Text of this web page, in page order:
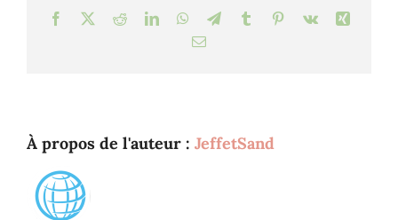
Facebook
X RedditLinkedInWhatsApp
TelegramTumblrPinterest
Vk
Xing
Email
À propos de l'auteur : JeffetSand